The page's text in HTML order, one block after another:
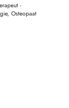
-
Osteopaat